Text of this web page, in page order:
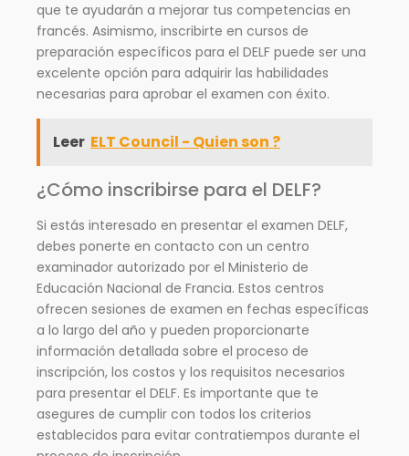
que te ayudarán a mejorar tus competencias en
francés. Asimismo, inscribirte en cursos de
preparación específicos para el DELF puede ser una
excelente opción para adquirir las habilidades
necesarias para aprobar el examen con éxito.
Leer ELT Council - Quien son ?
¿Cómo inscribirse para el DELF?
Si estás interesado en presentar el examen DELF,
debes ponerte en contacto con un centro
examinador autorizado por el Ministerio de
Educación Nacional de Francia. Estos centros
ofrecen sesiones de examen en fechas específicas
a lo largo del año y pueden proporcionarte
información detallada sobre el proceso de
inscripción, los costos y los requisitos necesarios
para presentar el DELF. Es importante que te
asegures de cumplir con todos los criterios
establecidos para evitar contratiempos durante el